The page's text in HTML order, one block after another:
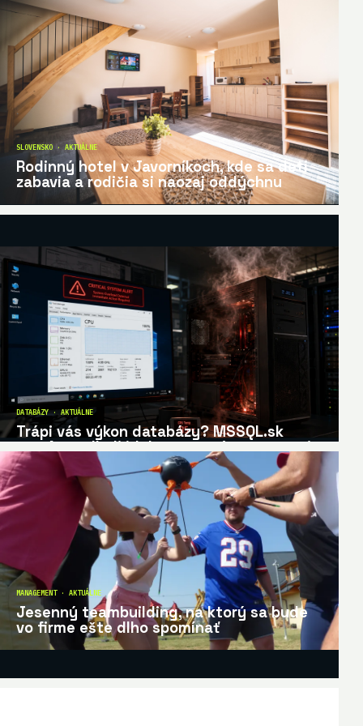
SLOVENSKO · AKTUÁLNE
Rodinný hotel v Javorníkoch, kde sa deti
zabavia a rodičia si naozaj oddýchnu
DATABÁZY · AKTUÁLNE
Trápi vás výkon databázy? MSSQL.sk
pomôže odhaliť, kde sa systém spomaľuje
MANAGEMENT · AKTUÁLNE
Jesenný teambuilding, na ktorý sa bude
vo firme ešte dlho spomínať